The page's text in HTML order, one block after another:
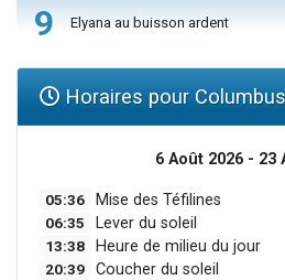
9 Elyana au buisson ardent
Horaires pour Columbus
6 Août 2026 - 23
05:36 Mise des Téfilines
06:35 Lever du soleil
13:38 Heure de milieu du jour
20:39 Coucher du soleil